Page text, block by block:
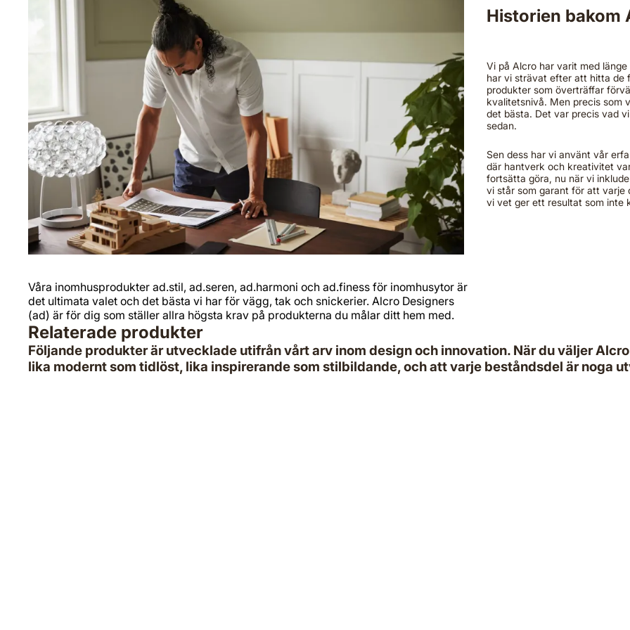
Historien bakom
Vi på Alcro har varit med
har vi strävat efter att hitta de
produkter som överträffar
kvalitetsnivå. Men precis som
det bästa. Det var precis vad
sedan.
Sen dess har vi använt vår
där hantverk och kreativitet
fortsätta göra, nu när vi
vi står som garant för att varje
vi vet ger ett resultat som inte
Våra inomhusprodukter ad.stil, ad.seren, ad.harmoni och ad.finess för inomhusytor är
det ultimata valet och det bästa vi har för vägg, tak och snickerier. Alcro Designers
(ad) är för dig som ställer allra högsta krav på produkterna du målar ditt hem med.
Relaterade produkter
Följande produkter är utvecklade utifrån vårt arv inom design och innovation. När du väljer
lika modernt som tidlöst, lika inspirerande som stilbildande, och att varje beståndsdel är noga